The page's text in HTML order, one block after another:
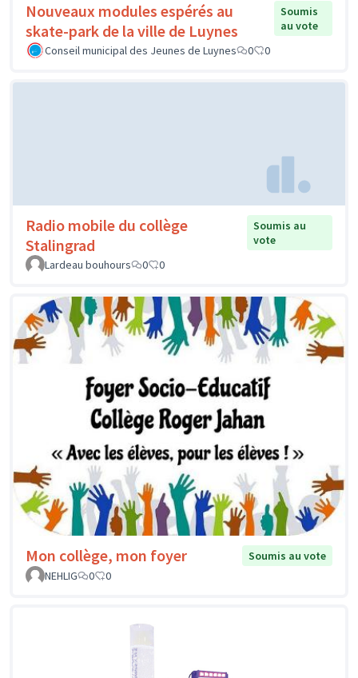
Nouveaux modules espérés au
skate-park de la ville de Luynes
Soumis
au vote
Conseil municipal des Jeunes de Luynes
0 0
Radio mobile du collège
Stalingrad
Soumis au
vote
Lardeau bouhours
0 0
Mon collège, mon foyer
Soumis au vote
NEHLIG
0 0